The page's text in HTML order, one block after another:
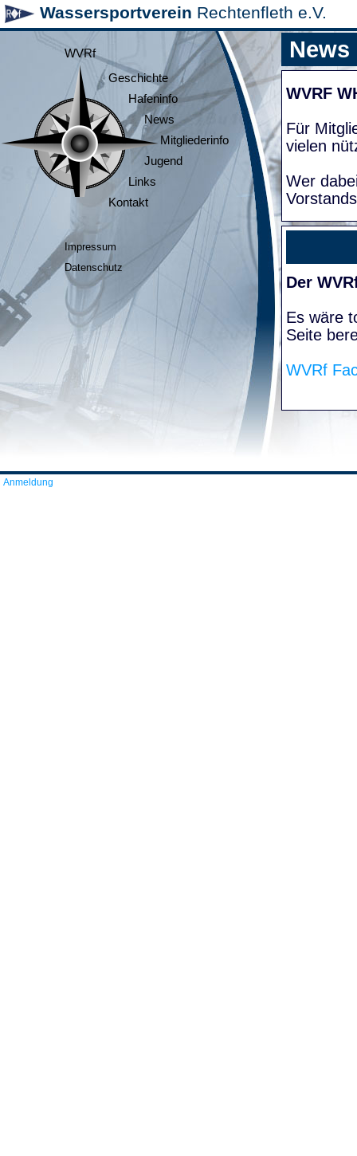
Wassersportverein Rechtenfleth e.V.
WVRf
Geschichte
Hafeninfo
News
Mitgliederinfo
Jugend
Links
Kontakt
Impressum
Datenschutz
News
WVRF
Für
vielen
Wer
Der
Es wäre
Seite
WVRf
Anmeldung